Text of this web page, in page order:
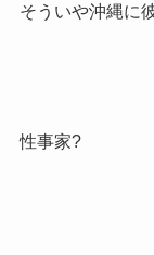
そういや沖縄に
性事家?